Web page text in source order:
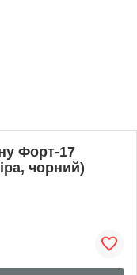
Форт-17
чорний)